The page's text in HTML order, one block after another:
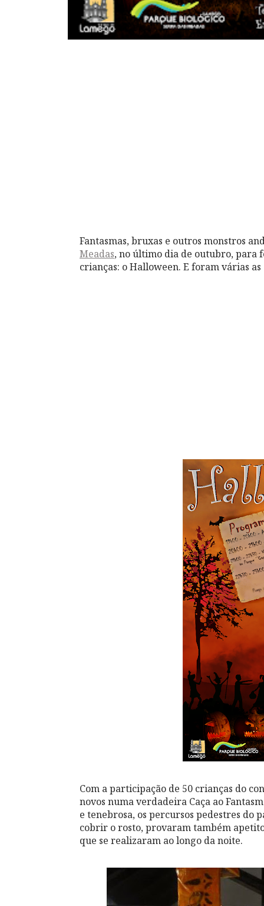
Fantasmas, bruxas e outros monstros
Meadas, no último dia de outubro, para
crianças: o Halloween. E foram várias
Com a participação de 50 crianças do
novos numa verdadeira Caça ao
e tenebrosa, os percursos pedestres do
cobrir o rosto, provaram também
que se realizaram ao longo da noite.